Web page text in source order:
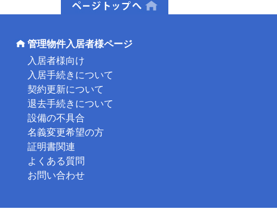
管理物件入居者様ページ
入居者様向け
入居手続きについて
契約更新について
退去手続きについて
設備の不具合
名義変更希望の方
証明書関連
よくある質問
お問い合わせ